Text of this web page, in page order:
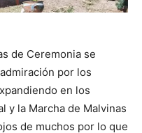
de Ceremonia se
por los
en los
y la Marcha de Malvinas
de muchos por lo que